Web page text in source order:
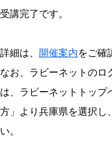
受講完了です。
詳細は、 開催案内をご確
なお、ラビーネットのロ
は、ラビーネットトップ
方」より兵庫県を選択し
い。